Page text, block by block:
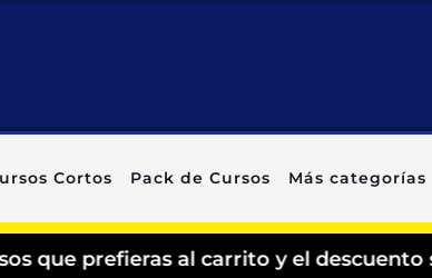
Cortos Pack de Cursos Más categorías
prefieras al carrito y el descuento se